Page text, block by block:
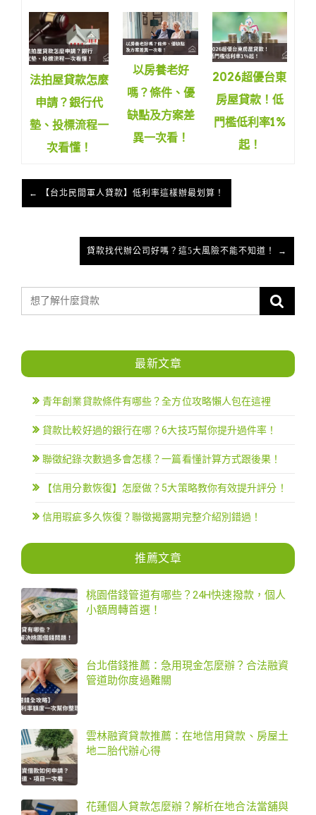
法拍屋貸款怎麼
申請？銀行代
墊、投標流程一
次看懂！
以房養老好
嗎？條件、優
缺點及方案差
異一次看！
2026超優台東
房屋貸款！低
門檻低利率1%
起！
← 【台北民間軍人貸款】低利率這樣辦最划算！
貸款找代辦公司好嗎？這5大風險不能不知道！ →
最新文章
青年創業貸款條件有哪些？全方位攻略懶人包在這裡
貸款比較好過的銀行在哪？6大技巧幫你提升過件率！
聯徵紀錄次數過多會怎樣？一篇看懂計算方式跟後果！
【信用分數恢復】怎麼做？5大策略教你有效提升評分！
信用瑕疵多久恢復？聯徵揭露期完整介紹別錯過！
推薦文章
桃園借錢管道有哪些？24H快速撥款，個人
小額周轉首選！
台北借錢推薦：急用現金怎麼辦？合法融資
管道助你度過難關
雲林融資貸款推薦：在地信用貸款、房屋土
地二胎代辦心得
花蓮個人貸款怎麼辦？解析在地合法當舖與